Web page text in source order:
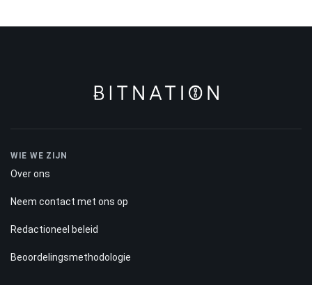
WIE WE ZIJN
Over ons
Neem contact met ons op
Redactioneel beleid
Beoordelingsmethodologie